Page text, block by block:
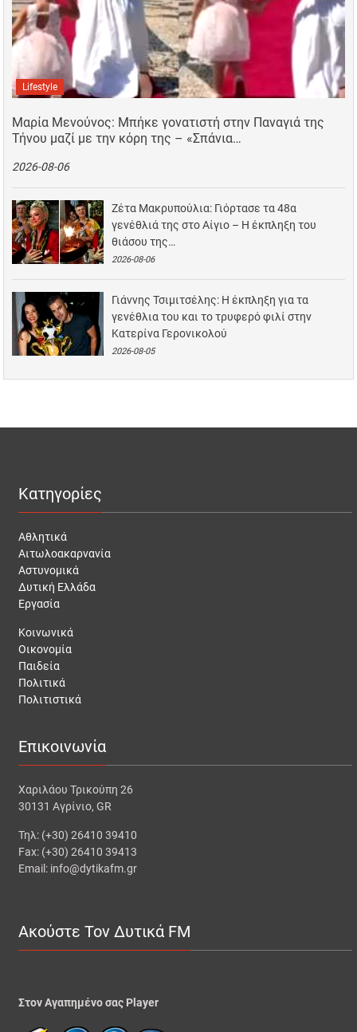
Lifestyle
Μαρία Μενούνος: Μπήκε γονατιστή στην Παναγιά της
Τήνου μαζί με την κόρη της – «Σπάνια…
2026-08-06
Ζέτα Μακρυπούλια: Γιόρτασε τα 48α
γενέθλιά της στο Αίγιο – Η έκπληξη του
θιάσου της…
2026-08-06
Γιάννης Τσιμιτσέλης: Η έκπληξη για τα
γενέθλια του και το τρυφερό φιλί στην
Κατερίνα Γερονικολού
2026-08-05
Κατηγορίες
Αθλητικά
Αιτωλοακαρνανία
Αστυνομικά
Δυτική Ελλάδα
Εργασία
Κοινωνικά
Οικονομία
Παιδεία
Πολιτικά
Πολιτιστικά
Επικοινωνία
Χαριλάου Τρικούπη 26
30131 Αγρίνιο, GR
Τηλ: (+30) 26410 39410
Fax: (+30) 26410 39413
Email: info@dytikafm.gr
Ακούστε Τον Δυτικά FM
Στον Αγαπημένο σας Player